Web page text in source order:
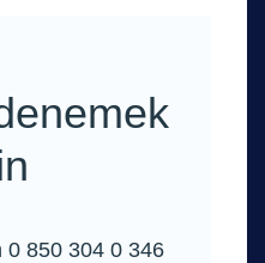
0 850 304 0 346